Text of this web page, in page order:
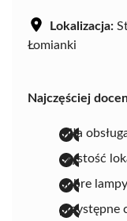
Lokalizacja:
Łomianki
Najczęściej
miła
czystość
dobre
przystępne